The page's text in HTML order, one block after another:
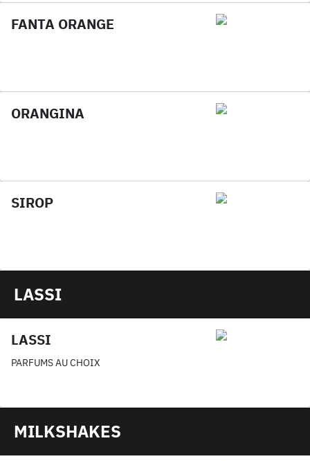
FANTA ORANGE
ORANGINA
SIROP
LASSI
LASSI
PARFUMS AU CHOIX
MILKSHAKES